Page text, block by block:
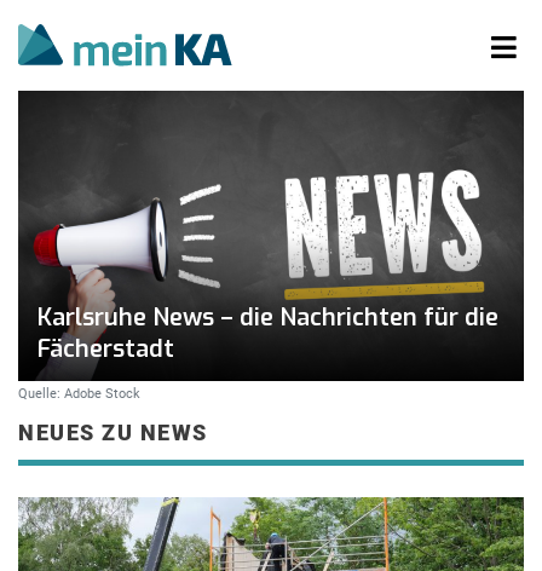
Karlsruhe News – die Nachrichten für die
Fächerstadt
Quelle: Adobe Stock
NEUES ZU NEWS